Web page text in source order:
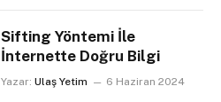
Sifting Yöntemi İle
İnternette Doğru Bilgi
Yazar: Ulaş Yetim 6 Haziran 2024